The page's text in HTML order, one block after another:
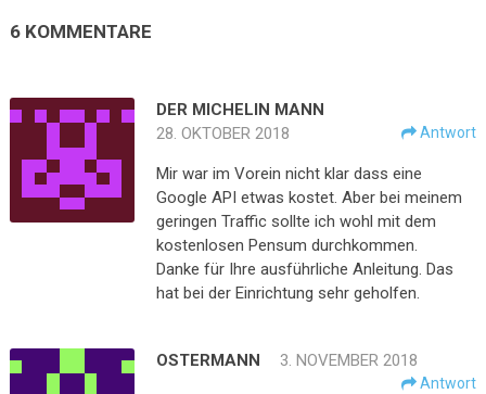
6 KOMMENTARE
DER MICHELIN MANN
28. OKTOBER 2018
Antwort
Mir war im Vorein nicht klar dass eine
Google API etwas kostet. Aber bei meinem
geringen Traffic sollte ich wohl mit dem
kostenlosen Pensum durchkommen.
Danke für Ihre ausführliche Anleitung. Das
hat bei der Einrichtung sehr geholfen.
OSTERMANN 3. NOVEMBER 2018
Antwort